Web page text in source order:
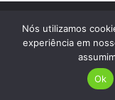
reservados.
Nós utilizamos
experiência em
Ok